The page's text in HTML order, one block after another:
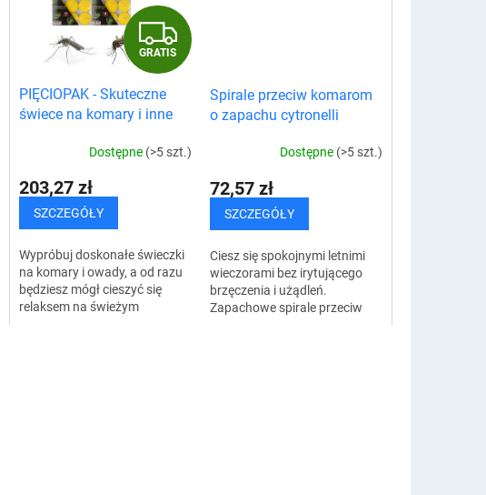
G
R
T
GRATIS
PIĘCIOPAK - Skuteczne
świece na komary i inne
Dostępne (>5 szt.)
203,27 zł
SZCZEGÓŁY
Wypróbuj doskonałe świeczki
na komary i owady, a od razu
będziesz mógł cieszyć się
relaksem na świeżym
Spirale przeciw komarom
o zapachu cytronelli
Dostępne (>5 szt.)
72,57 zł
SZCZEGÓŁY
Ciesz się spokojnymi letnimi
wieczorami bez irytującego
brzęczenia i użądleń.
Zapachowe spirale przeciw